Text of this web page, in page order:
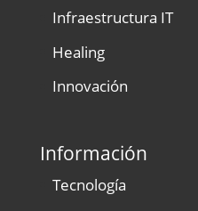
Infraestructura IT
Healing
Innovación
Información
Tecnología